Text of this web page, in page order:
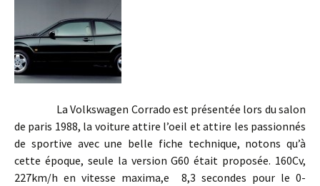
La Volkswagen Corrado est présentée lors du salon
de paris 1988, la voiture attire l’oeil et attire les passionnés
de sportive avec une belle fiche technique, notons qu’à
cette époque, seule la version G60 était proposée. 160Cv,
227km/h en vitesse maxima,e 8,3 secondes pour le 0-